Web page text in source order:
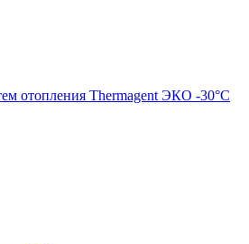
отопления Thermagent ЭКО -30°С